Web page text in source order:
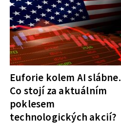
Euforie kolem AI slábne.
Co stojí za aktuálním
poklesem
technologických akcií?